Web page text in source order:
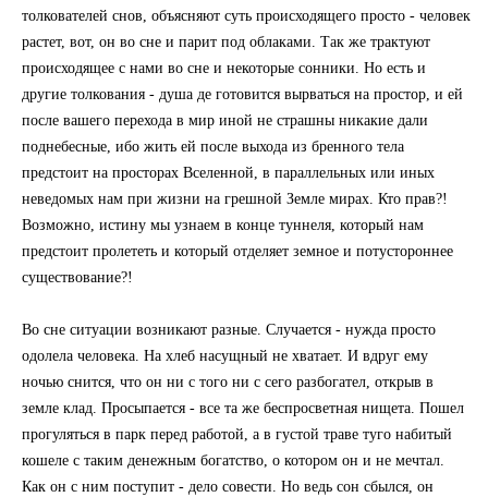
толкователей снов, объясняют суть происходящего просто - человек
растет, вот, он во сне и парит под облаками. Так же трактуют
происходящее с нами во сне и некоторые сонники. Но есть и
другие толкования - душа де готовится вырваться на простор, и ей
после вашего перехода в мир иной не страшны никакие дали
поднебесные, ибо жить ей после выхода из бренного тела
предстоит на просторах Вселенной, в параллельных или иных
неведомых нам при жизни на грешной Земле мирах. Кто прав?!
Возможно, истину мы узнаем в конце туннеля, который нам
предстоит пролететь и который отделяет земное и потустороннее
существование?!
Во сне ситуации возникают разные. Случается - нужда просто
одолела человека. На хлеб насущный не хватает. И вдруг ему
ночью снится, что он ни с того ни с сего разбогател, открыв в
земле клад. Просыпается - все та же беспросветная нищета. Пошел
прогуляться в парк перед работой, а в густой траве туго набитый
кошеле с таким денежным богатство, о котором он и не мечтал.
Как он с ним поступит - дело совести. Но ведь сон сбылся, он